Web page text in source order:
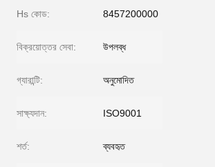
Hs কোড: 8457200000
বিক্রয়োত্তর সেবা: উপলব্ধ
গ্যারান্টি: অনুমোদিত
সাক্ষ্যদান: ISO9001
শর্ত: ব্যবহৃত